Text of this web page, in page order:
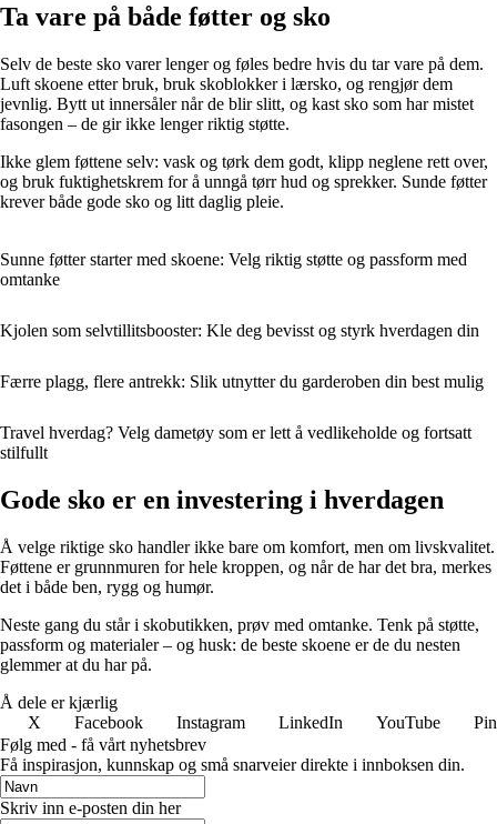
Ta vare på både føtter og sko
Selv de beste sko varer lenger og føles bedre hvis du tar vare på dem.
Luft skoene etter bruk, bruk skoblokker i lærsko, og rengjør dem
jevnlig. Bytt ut innersåler når de blir slitt, og kast sko som har mistet
fasongen – de gir ikke lenger riktig støtte.
Ikke glem føttene selv: vask og tørk dem godt, klipp neglene rett over,
og bruk fuktighetskrem for å unngå tørr hud og sprekker. Sunde føtter
krever både gode sko og litt daglig pleie.
Sunne føtter starter med skoene: Velg riktig støtte og passform med
omtanke
Kjolen som selvtillitsbooster: Kle deg bevisst og styrk hverdagen din
Færre plagg, flere antrekk: Slik utnytter du garderoben din best mulig
Travel hverdag? Velg dametøy som er lett å vedlikeholde og fortsatt
stilfullt
Gode sko er en investering i hverdagen
Å velge riktige sko handler ikke bare om komfort, men om livskvalitet.
Føttene er grunnmuren for hele kroppen, og når de har det bra, merkes
det i både ben, rygg og humør.
Neste gang du står i skobutikken, prøv med omtanke. Tenk på støtte,
passform og materialer – og husk: de beste skoene er de du nesten
glemmer at du har på.
Å dele er kjærlig
X
Facebook Instagram LinkedIn YouTube
Følg med - få vårt nyhetsbrev
Få inspirasjon, kunnskap og små snarveier direkte i innboksen din.
Skriv inn e-posten din her